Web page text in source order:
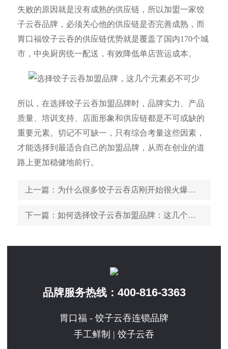
失败的原因就是没有成熟的供应链，所以加盟一家饺
子云吞品牌，必须关心他的供应链是否完善成熟，而
胃口福饺子云吞的供应链优势就是覆盖了国内170个城
市，中央厨房统一配送，有效降低单店营运成本。
所以，在选择饺子云吞加盟品牌时，品牌实力、产品
质量、培训支持、店面形象和供应链都是不可或缺的
重要元素。切记不可缺一，只有综合考量这些因素，
才能选择到最适合自己的加盟品牌，从而在创业的道
路上更加稳健地前行。
上一篇 ：为什么很多饺子云吞店刚开始很火爆，却突然倒闭了？
下一篇 ：如何选择饺子云吞加盟品牌：这几个元素不可或缺
品牌服务热线： 400-816-3363
胃口福 - 饺子云吞连锁品牌
手工鲜制 | 饺子云吞